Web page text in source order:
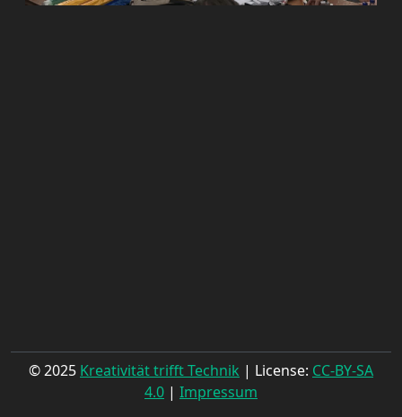
© 2025 Kreativität trifft Technik | License: CC-BY-SA
4.0 | Impressum